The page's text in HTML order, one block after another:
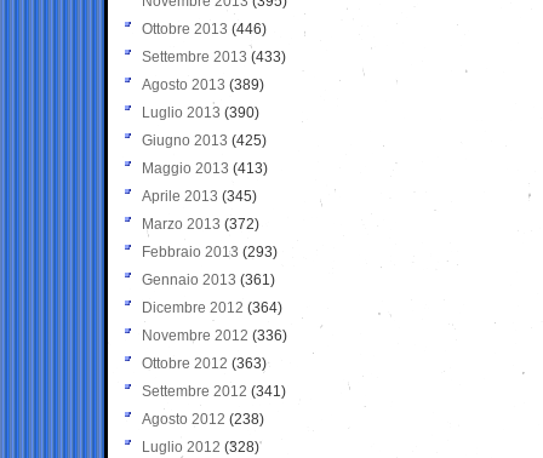
Ottobre 2013 (446)
Settembre 2013 (433)
Agosto 2013 (389)
Luglio 2013 (390)
Giugno 2013 (425)
Maggio 2013 (413)
Aprile 2013 (345)
Marzo 2013 (372)
Febbraio 2013 (293)
Gennaio 2013 (361)
Dicembre 2012 (364)
Novembre 2012 (336)
Ottobre 2012 (363)
Settembre 2012 (341)
Agosto 2012 (238)
Luglio 2012 (328)